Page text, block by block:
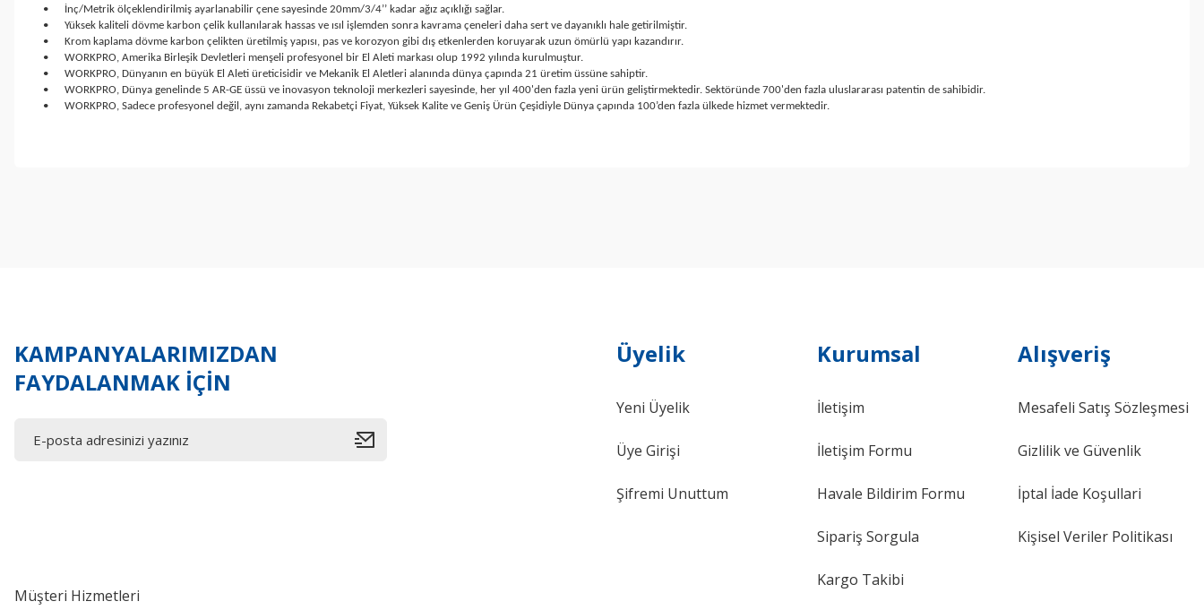
•
İnç/Metrik ölçeklendirilmiş ayarlanabilir çene sayesinde 20mm/3/4’’ kadar ağız açıklığı sağlar.
•
Yüksek kaliteli dövme karbon çelik kullanılarak hassas ve ısıl işlemden sonra kavrama çeneleri daha sert ve dayanıklı hale getirilmiştir.
•
Krom kaplama dövme karbon çelikten üretilmiş yapısı, pas ve korozyon gibi dış etkenlerden koruyarak uzun ömürlü yapı kazandırır.
•
WORKPRO, Amerika Birleşik Devletleri menşeli profesyonel bir El Aleti markası olup 1992 yılında kurulmuştur.
•
WORKPRO, Dünyanın en büyük El Aleti üreticisidir ve Mekanik El Aletleri alanında dünya çapında 21 üretim üssüne sahiptir.
•
WORKPRO, Dünya genelinde 5 AR-GE üssü ve inovasyon teknoloji merkezleri sayesinde, her yıl 400'den fazla yeni ürün geliştirmektedir. Sektöründe 700'den fazla uluslararası patentin de sahibidir.
•
WORKPRO, Sadece profesyonel değil, aynı zamanda Rekabetçi Fiyat, Yüksek Kalite ve Geniş Ürün Çeşidiyle Dünya çapında 100’den fazla ülkede hizmet vermektedir.
KAMPANYALARIMIZDAN
FAYDALANMAK İÇİN
Müşteri Hizmetleri
Üyelik
Yeni Üyelik
Üye Girişi
Şifremi Unuttum
Kurumsal
İletişim
İletişim Formu
Havale Bildirim Formu
Sipariş Sorgula
Kargo Takibi
Alışveriş
Mesafeli Satış Sözleşmesi
Gizlilik ve Güvenlik
İptal İade Koşullari
Kişisel Veriler Politikası